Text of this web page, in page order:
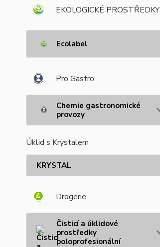
EKOLOGICKÉ PROSTŘEDKY
Ecolabel
Pro Gastro
Chemie gastronomické
provozy
Úklid s Krystalem
KRYSTAL
Drogerie
Čisticí a úklidové
prostředky
poloprofesionální